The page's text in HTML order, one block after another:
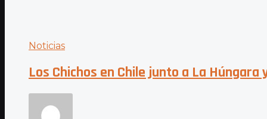
Noticias
Los Chichos en Chile junto a La Húngara